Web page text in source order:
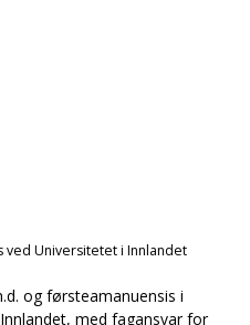
ved Universitetet i Innlandet
og førsteamanuensis i
med fagansvar for